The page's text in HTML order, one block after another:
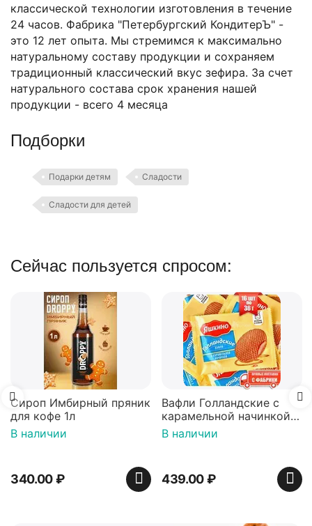
классической технологии изготовления в течение
24 часов. Фабрика "Петербургский КондитерЪ" -
это 12 лет опыта. Мы стремимся к максимально
натуральному составу продукции и сохраняем
традиционный классический вкус зефира. За счет
натурального состава срок хранения нашей
продукции - всего 4 месяца
Подборки
Подарки детям Сладости
Сладости для детей
Сейчас пользуется спросом:
Сироп Имбирный пряник
для кофе 1л
В наличии
340.00₽
Вафли Голландские с
карамельной начинкой
16 шт по 36 г ТМ Яшкино
В наличии
439.00₽